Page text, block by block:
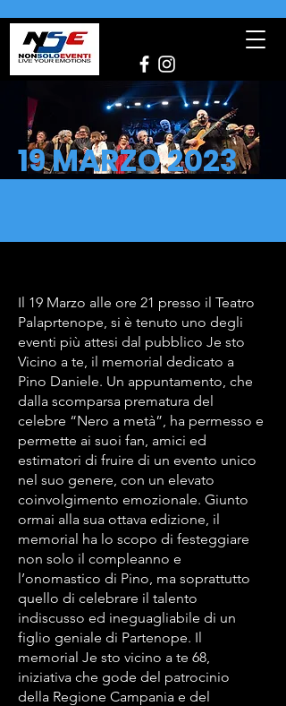
19 MARZO 2023
Il 19 Marzo alle ore 21 presso il Teatro
Palaprtenope, si è tenuto uno degli
eventi più attesi dal pubblico Je sto
Vicino a te, il memorial dedicato a
Pino Daniele. Un appuntamento, che
dalla scomparsa prematura del
celebre “Nero a metà”, ha permesso e
permette ai suoi fan, amici ed
estimatori di fruire di un evento unico
nel suo genere, con un elevato
coinvolgimento emozionale. Giunto
ormai alla sua ottava edizione, il
memorial ha lo scopo di festeggiare
non solo il compleanno e
l’onomastico di Pino, ma soprattutto
quello di celebrare il talento
indiscusso ed ineguagliabile di un
figlio geniale di Partenope. Il
memorial Je sto vicino a te 68,
iniziativa che gode del patrocinio
della Regione Campania e del